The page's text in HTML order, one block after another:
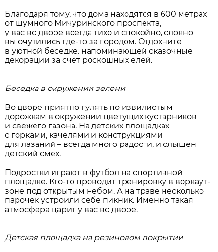
Благодаря тому, что дома находятся в 600 метрах
от шумного Мичуринского проспекта,
у вас во дворе всегда тихо и спокойно, словно
вы очутились где-то за городом. Отдохните
в уютной беседке, напоминающей сказочные
декорации за счёт роскошных елей.
Беседка в окружении зелени
Во дворе приятно гулять по извилистым
дорожкам в окружении цветущих кустарников
и свежего газона. На детских площадках
с горками, качелями и конструкциями
для лазаний – всегда много радости, и слышен
детский смех.
Подростки играют в футбол на спортивной
площадке. Кто-то проводит тренировку в воркаут-
зоне под открытым небом. А на траве несколько
парочек устроили себе пикник. Именно такая
атмосфера царит у вас во дворе.
Детская площадка на резиновом покрытии